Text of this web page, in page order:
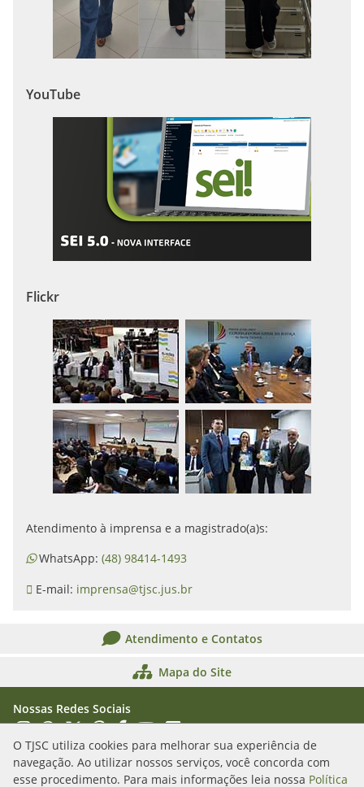
O TJSC utiliza cookies para melhorar sua experiência de
navegação. Ao utilizar nossos serviços, você concorda com
esse procedimento. Para mais informações leia nossa Política
YouTube
Flickr
Atendimento à imprensa e a magistrado(a)s:
WhatsApp: (48) 98414-1493
E-mail: imprensa@tjsc.jus.br
Atendimento e Contatos
Mapa do Site
Nossas Redes Sociais
Acessar Instagram
Acessar WhatsApp
Acessar XAcessar Threads
Acessar Facebook
Acessar YouTube
Acessar Flickr
Acessar SoundCloud
Rua Álvaro Millen da Silveira, n. 208